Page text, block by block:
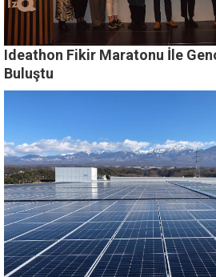
Ideathon Fikir Maratonu İle
Buluştu